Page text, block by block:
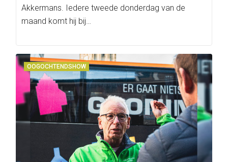
Akkermans. Iedere tweede donderdag van de
maand komt hij bij…
OOGOCHTENDSHOW